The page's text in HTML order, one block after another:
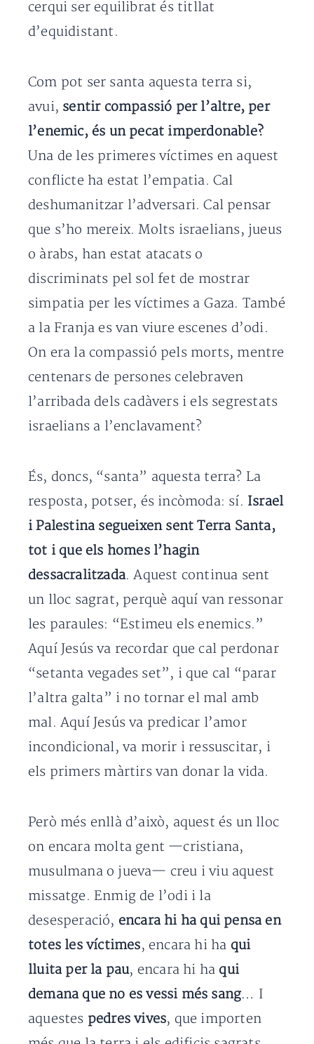
cerqui ser equilibrat és titllat
d’equidistant.
Com pot ser santa aquesta terra si,
avui, sentir compassió per l’altre, per
l’enemic, és un pecat imperdonable?
Una de les primeres víctimes en aquest
conflicte ha estat l’empatia. Cal
deshumanitzar l’adversari. Cal pensar
que s’ho mereix. Molts israelians, jueus
o àrabs, han estat atacats o
discriminats pel sol fet de mostrar
simpatia per les víctimes a Gaza. També
a la Franja es van viure escenes d’odi.
On era la compassió pels morts, mentre
centenars de persones celebraven
l’arribada dels cadàvers i els segrestats
israelians a l’enclavament?
És, doncs, “santa” aquesta terra? La
resposta, potser, és incòmoda: sí. Israel
i Palestina segueixen sent Terra Santa,
tot i que els homes l’hagin
dessacralitzada. Aquest continua sent
un lloc sagrat, perquè aquí van ressonar
les paraules: “Estimeu els enemics.”
Aquí Jesús va recordar que cal perdonar
“setanta vegades set”, i que cal “parar
l’altra galta” i no tornar el mal amb
mal. Aquí Jesús va predicar l’amor
incondicional, va morir i ressuscitar, i
els primers màrtirs van donar la vida.
Però més enllà d’això, aquest és un lloc
on encara molta gent —cristiana,
musulmana o jueva— creu i viu aquest
missatge. Enmig de l’odi i la
desesperació, encara hi ha qui pensa en
totes les víctimes, encara hi ha qui
lluita per la pau, encara hi ha qui
demana que no es vessi més sang… I
aquestes pedres vives, que importen